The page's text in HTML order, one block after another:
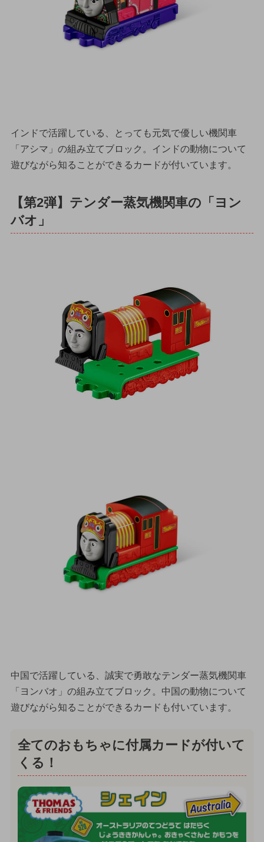
インドで活躍している、とっても元気で優しい機関車
「アシマ」の組み立てブロック。インドの動物について
遊びながら知ることができるカードが付いています。
【第2弾】テンダー蒸気機関車の「ヨン
バオ」
中国で活躍している、誠実で勇敢なテンダー蒸気機関車
「ヨンバオ」の組み立てブロック。中国の動物について
遊びながら知ることができるカードも付いています。
全てのおもちゃに付属カードが付いて
くる！